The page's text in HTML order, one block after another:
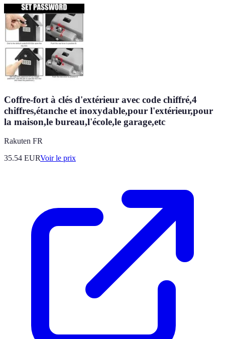
Coffre-fort à clés d'extérieur avec code chiffré,4
chiffres,étanche et inoxydable,pour l'extérieur,pour
la maison,le bureau,l'école,le garage,etc
Rakuten FR
35.54 EURVoir le prix